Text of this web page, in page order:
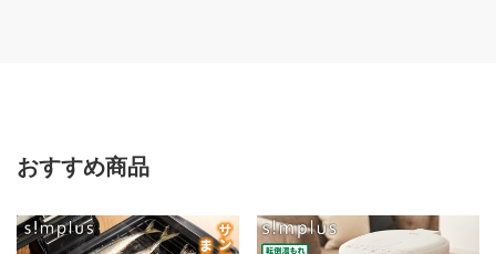
おすすめ商品